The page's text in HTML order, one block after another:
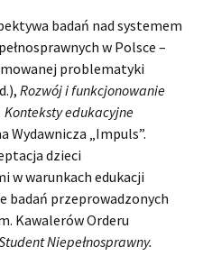
badań nad systemem
w Polsce –
problematyki
Rozwój i funkcjonowanie
Konteksty edukacyjne
Wydawnicza „Impuls”.
dzieci
w warunkach edukacji
badań przeprowadzonych
Kawalerów Orderu
Niepełnosprawny.